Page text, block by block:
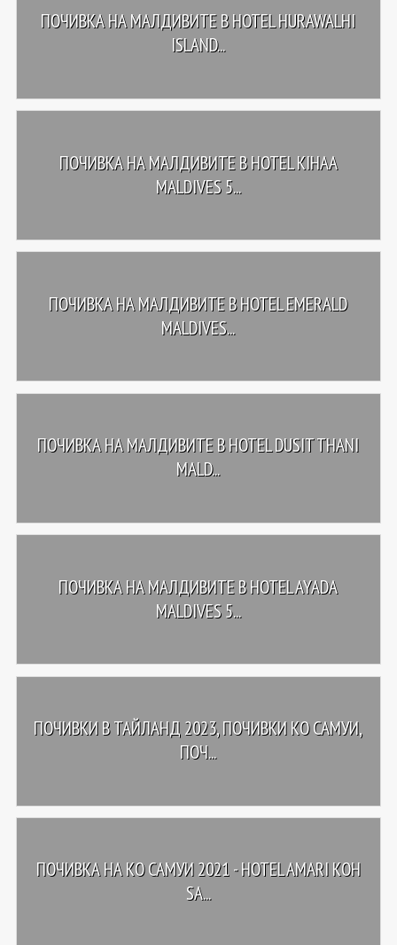
ПОЧИВКА НА МАЛДИВИТЕ В HOTEL HURAWALHI
ISLAND...
ПОЧИВКА НА МАЛДИВИТЕ В HOTEL KIHAA
MALDIVES 5...
ПОЧИВКА НА МАЛДИВИТЕ В HOTEL EMERALD
MALDIVES...
ПОЧИВКА НА МАЛДИВИТЕ В HOTEL DUSIT THANI
MALD...
ПОЧИВКА НА МАЛДИВИТЕ В HOTEL AYADA
MALDIVES 5...
ПОЧИВКИ В ТАЙЛАНД 2023, ПОЧИВКИ КО САМУИ,
ПОЧ...
ПОЧИВКА НА КО САМУИ 2021 - HOTEL AMARI KOH
SA...